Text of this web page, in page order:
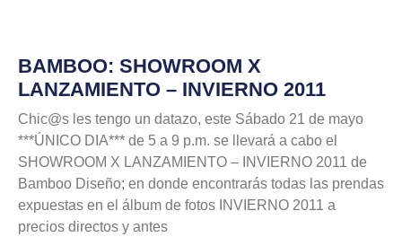
BAMBOO: SHOWROOM X
LANZAMIENTO – INVIERNO 2011
Chic@s les tengo un datazo, este Sábado 21 de mayo
***ÚNICO DIA*** de 5 a 9 p.m. se llevará a cabo el
SHOWROOM X LANZAMIENTO – INVIERNO 2011 de
Bamboo Diseño; en donde encontrarás todas las prendas
expuestas en el álbum de fotos INVIERNO 2011 a
precios directos y antes